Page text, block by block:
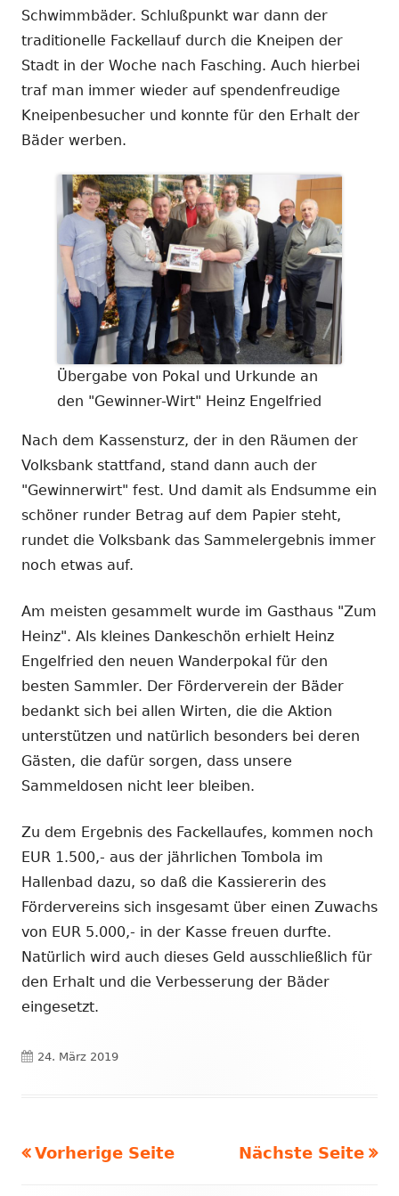
Schwimmbäder. Schlußpunkt war dann der
traditionelle Fackellauf durch die Kneipen der
Stadt in der Woche nach Fasching. Auch hierbei
traf man immer wieder auf spendenfreudige
Kneipenbesucher und konnte für den Erhalt der
Bäder werben.
Übergabe von Pokal und Urkunde an
den "Gewinner-Wirt" Heinz Engelfried
Nach dem Kassensturz, der in den Räumen der
Volksbank stattfand, stand dann auch der
"Gewinnerwirt" fest. Und damit als Endsumme ein
schöner runder Betrag auf dem Papier steht,
rundet die Volksbank das Sammelergebnis immer
noch etwas auf.
Am meisten gesammelt wurde im Gasthaus "Zum
Heinz". Als kleines Dankeschön erhielt Heinz
Engelfried den neuen Wanderpokal für den
besten Sammler. Der Förderverein der Bäder
bedankt sich bei allen Wirten, die die Aktion
unterstützen und natürlich besonders bei deren
Gästen, die dafür sorgen, dass unsere
Sammeldosen nicht leer bleiben.
Zu dem Ergebnis des Fackellaufes, kommen noch
EUR 1.500,- aus der jährlichen Tombola im
Hallenbad dazu, so daß die Kassiererin des
Fördervereins sich insgesamt über einen Zuwachs
von EUR 5.000,- in der Kasse freuen durfte.
Natürlich wird auch dieses Geld ausschließlich für
den Erhalt und die Verbesserung der Bäder
eingesetzt.
Veröffentlicht
24. März 2019
Seitennummerierung
Vorherige Seite Nächste Seite